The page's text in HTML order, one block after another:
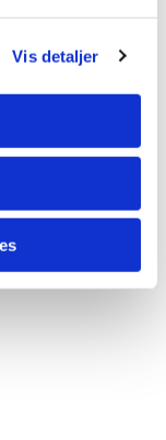
Vis detaljer